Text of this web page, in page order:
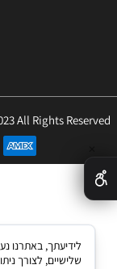
All Rights Reserved
שלישיים, לצורך